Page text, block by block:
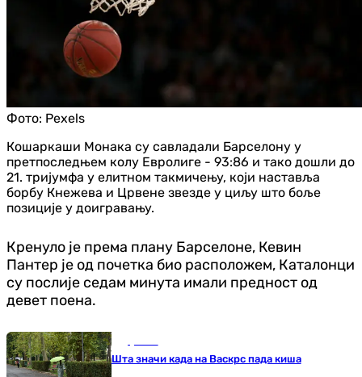
Фото: Pexels
Кошаркаши Монака су савладали Барселону у
претпоследњем колу Евролиге - 93:86 и тако дошли до
21. тријумфа у елитном такмичењу, који наставља
борбу Кнежева и Црвене звезде у циљу што боље
позиције у доигравању.
Кренуло је према плану Барселоне, Кевин
Пантер је од почетка био расположем, Каталонци
су послије седам минута имали предност од
девет поена.
Шта значи када на Васкрс пада киша